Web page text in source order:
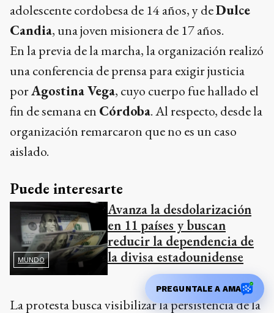
adolescente cordobesa de 14 años, y deDulce
Candia, una joven misionera de 17 años.
En la previa de la marcha, la organización realizó
una conferencia de prensa para exigir justicia
porAgostina Vega, cuyo cuerpo fue hallado el
fin de semana en Córdoba. Al respecto, desde la
organización remarcaron que no es un caso
aislado.
Puede interesarte
MUNDO
Avanza la desdolarización
en 11 países y buscan
reducir la dependencia de
la divisa estadounidense
La protesta busca visibilizar la persistencia de la
PREGUNTALE A AMA